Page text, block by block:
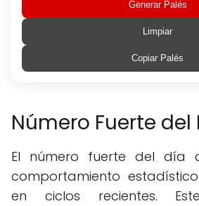
Generar Palés
Limpiar
Copiar Palés
Número Fuerte del
El número fuerte del día
comportamiento
en ciclos recientes.